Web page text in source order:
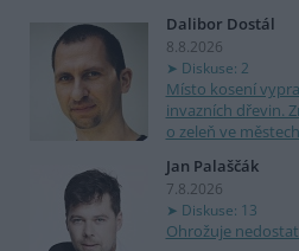
Dalibor Dostál
8.8.2026
Diskuse: 2
Místo kosení
invazních dřevin.
o zeleň ve městech
Jan Palaščák
7.8.2026
Diskuse: 13
Ohrožuje